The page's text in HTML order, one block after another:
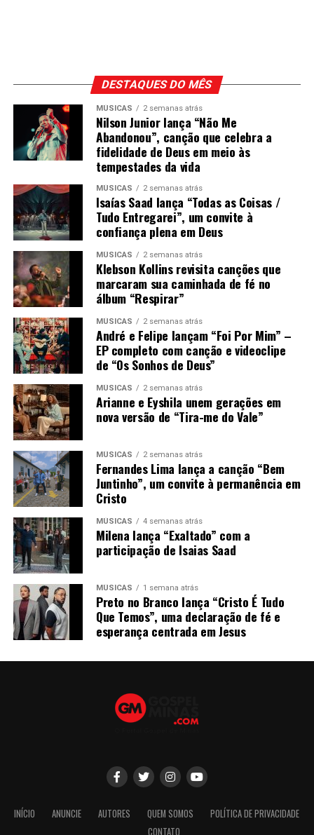
DESTAQUES DO MÊS
MÚSICAS 2 semanas atrás
Nilson Junior lança “Não Me
Abandonou”, canção que celebra a
fidelidade de Deus em meio às
tempestades da vida
MÚSICAS 2 semanas atrás
Isaías Saad lança “Todas as Coisas /
Tudo Entregarei”, um convite à
confiança plena em Deus
MÚSICAS 2 semanas atrás
Klebson Kollins revisita canções que
marcaram sua caminhada de fé no
álbum “Respirar”
MÚSICAS 2 semanas atrás
André e Felipe lançam “Foi Por Mim” –
EP completo com canção e videoclipe
de “Os Sonhos de Deus”
MÚSICAS 2 semanas atrás
Arianne e Eyshila unem gerações em
nova versão de “Tira-me do Vale”
MÚSICAS 2 semanas atrás
Fernandes Lima lança a canção “Bem
Juntinho”, um convite à permanência em
Cristo
MÚSICAS 4 semanas atrás
Milena lança “Exaltado” com a
participação de Isaias Saad
MÚSICAS 1 semana atrás
Preto no Branco lança “Cristo É Tudo
Que Temos”, uma declaração de fé e
esperança centrada em Jesus
INÍCIO ANUNCIE AUTORES QUEM SOMOS
POLÍTICA DE PRIVACIDADE
CONTATO